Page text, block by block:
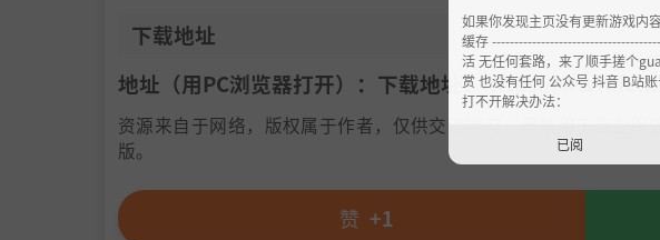
下载地址
地址（用PC浏览器打开）：下载地址：https://
资源来自于网络，版权属于作者，仅供交流学习，严禁用于商业
版。
赞 +1
如果你发现主页没有更新游戏内
缓存
活 无任何套路，来了顺手搓个
赏 也没有任何 公众号 抖音 B站
打不开解决办法：
已阅